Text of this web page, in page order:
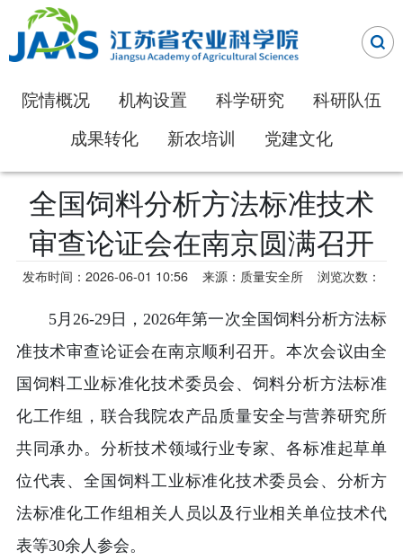
院情概况 机构设置 科学研究
科研队伍
成果转化
新农培训 党建文化
全国饲料分析方法标准技术
审查论证会在南京圆满召开
发布时间：2026-06-01 10:56 来源：质量安全所 浏览次数：
5月26-29日，2026年第一次全国饲料分析方法标
准技术审查论证会在南京顺利召开。本次会议由全
国饲料工业标准化技术委员会、饲料分析方法标准
化工作组，联合我院农产品质量安全与营养研究所
共同承办。分析技术领域行业专家、各标准起草单
位代表、全国饲料工业标准化技术委员会、分析方
法标准化工作组相关人员以及行业相关单位技术代
表等30余人参会。